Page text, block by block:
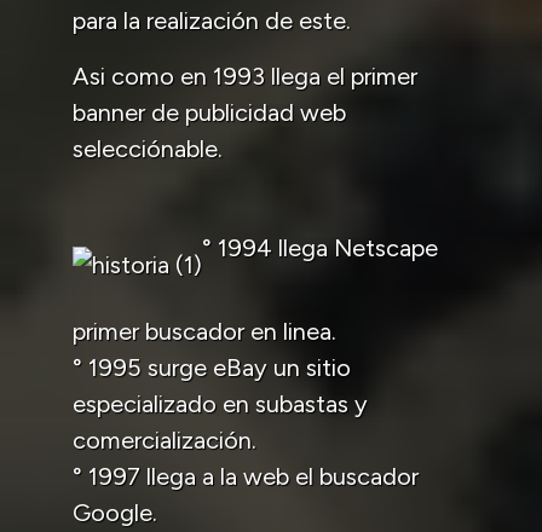
para la realización de este.
Asi como en 1993 llega el primer
banner de publicidad web
selecciónable.
° 1994 llega Netscape
primer buscador en linea.
° 1995 surge eBay un sitio
especializado en subastas y
comercialización.
° 1997 llega a la web el buscador
Google.